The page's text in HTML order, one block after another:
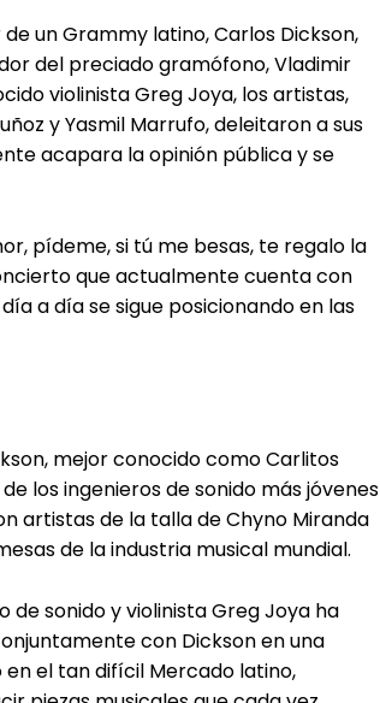
un Grammy latino, Carlos Dickson,
del preciado gramófono, Vladimir
violinista Greg Joya, los artistas,
y Yasmil Marrufo, deleitaron a sus
acapara la opinión pública y se
pídeme, si tú me besas, te regalo la
que actualmente cuenta con
a día se sigue posicionando en las
mejor conocido como Carlitos
los ingenieros de sonido más jóvenes
artistas de la talla de Chyno Miranda
de la industria musical mundial.
sonido y violinista Greg Joya ha
con Dickson en una
el tan difícil Mercado latino,